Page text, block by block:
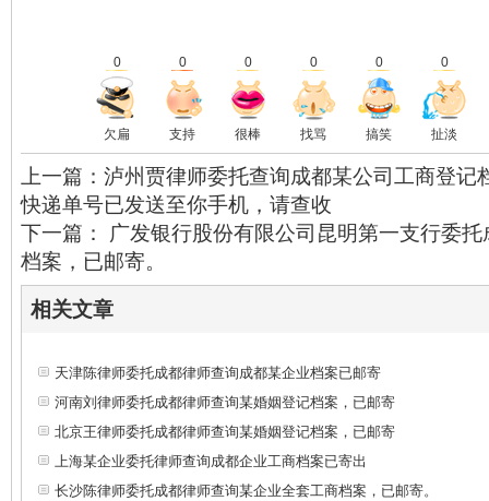
0 0 0 0 0 0
欠扁 支持 很棒 找骂 搞笑 扯淡
上一篇：泸州贾律师委托查询成都某公司工商登记
快递单号已发送至你手机，请查收
下一篇： 广发银行股份有限公司昆明第一支行委
档案，已邮寄。
相关文章
天津陈律师委托成都律师查询成都某企业档案已邮寄
河南刘律师委托成都律师查询某婚姻登记档案，已邮寄
北京王律师委托成都律师查询某婚姻登记档案，已邮寄
上海某企业委托律师查询成都企业工商档案已寄出
长沙陈律师委托成都律师查询某企业全套工商档案，已邮寄。